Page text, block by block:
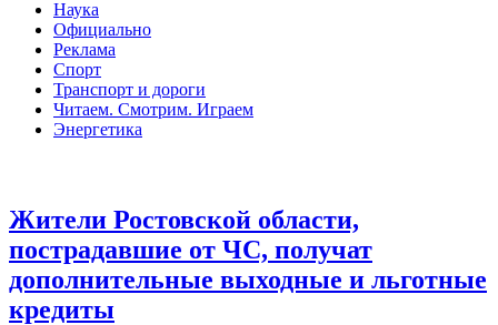
Наука
Официально
Реклама
Спорт
Транспорт и дороги
Читаем. Смотрим. Играем
Энергетика
Жители Ростовской области,
пострадавшие от ЧС, получат
дополнительные выходные и льготные
кредиты